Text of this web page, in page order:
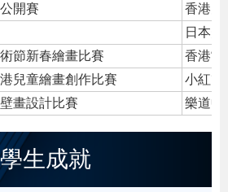
開賽
香港兒
日本
節新春繪畫比賽
香港當
兒童繪畫創作比賽
小紅熊
畫設計比賽
樂道中
學生成就